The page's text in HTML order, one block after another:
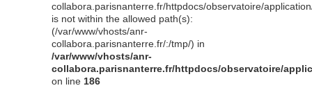
collabora.parisnanterre.fr/httpdocs/observatoire/
is not within the allowed path(s):
(/var/www/vhosts/anr-
collabora.parisnanterre.fr/:/tmp/) in
/var/www/vhosts/anr-
collabora.parisnanterre.fr/httpdocs/observatoire/
on line 186